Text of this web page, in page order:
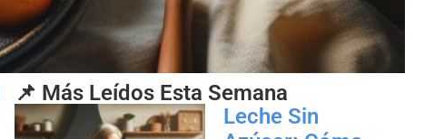
📌 Más Leídos Esta Semana
Leche Sin